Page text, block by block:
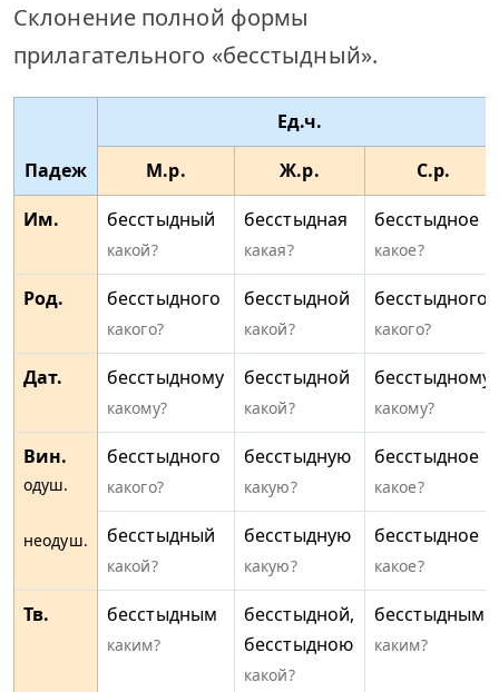
Склонение полной формы
прилагательного «бесстыдный».
Падеж
Ед.ч.
М.р.
Ж.р.
С.р.
Им.
бесстыдный
какой?
бесстыдная
какая?
бесстыдное
какое?
Род. бесстыдного
какого?
бесстыдной
какой?
бесстыдного
какого?
Дат. бесстыдному
какому?
бесстыдной
какой?
бесстыдному
какому?
Вин.
одуш.
неодуш.
бесстыдного
какого?
бесстыдную
какую?
бесстыдное
какое?
бесстыдный
какой?
бесстыдную
какую?
бесстыдное
какое?
Тв. бесстыдным
каким?
бесстыдной,
бесстыдною
какой?
бесстыдным
каким?